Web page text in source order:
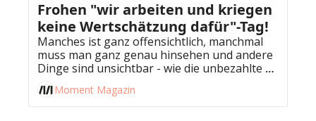
Frohen "wir arbeiten und kriegen
keine Wertschätzung dafür"-Tag!
Manches ist ganz offensichtlich, manchmal
muss man ganz genau hinsehen und andere
Dinge sind unsichtbar - wie die unbezahlte
Moment Magazin